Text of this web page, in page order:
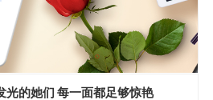
光的她们 每一面都足够惊艳